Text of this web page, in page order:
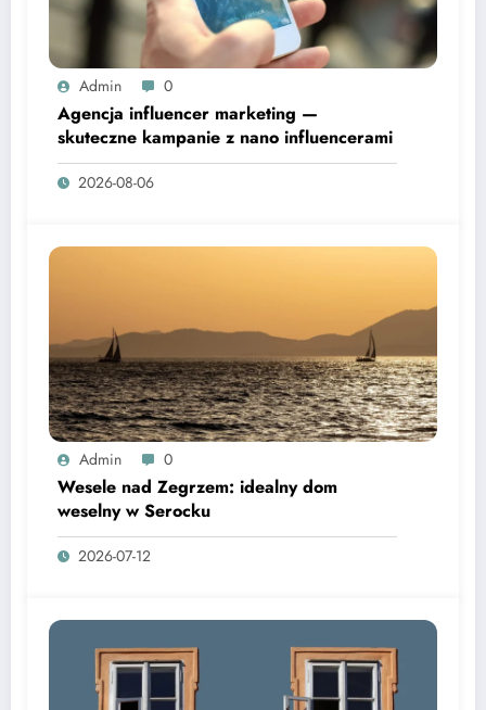
Admin 0
Agencja influencer marketing —
skuteczne kampanie z nano influencerami
2026-08-06
Admin 0
Wesele nad Zegrzem: idealny dom
weselny w Serocku
2026-07-12